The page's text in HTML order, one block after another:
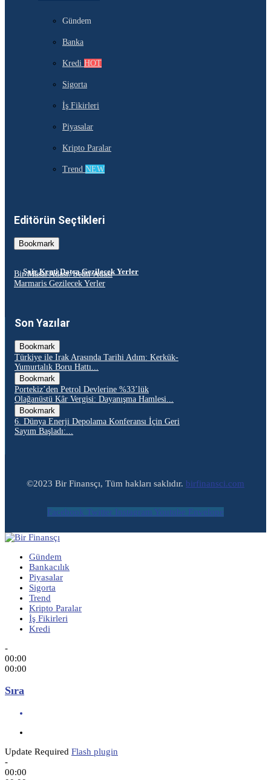
Gündem
Banka
Kredi HOT
Sigorta
İş Fikirleri
Piyasalar
Kripto Paralar
Trend NEW
Editörün Seçtikleri
Bookmark
Şair Kenti Datça Gezilecek Yerler
Bir Masal Adası: Sedir Adası
Marmaris Gezilecek Yerler
Son Yazılar
Bookmark
Türkiye ile Irak Arasında Tarihi Adım: Kerkük-
Yumurtalık Boru Hattı...
Bookmark
Portekiz’den Petrol Devlerine %33’lük
Olağanüstü Kâr Vergisi: Dayanışma Hamlesi...
Bookmark
6. Dünya Enerji Depolama Konferansı İçin Geri
Sayım Başladı:...
©2023 Bir Finansçı, Tüm hakları saklıdır. birfinansci.com
Facebook Twitter Instagram Youtube Envelope
Gündem
Bankacılık
Piyasalar
Sigorta
Trend
Kripto Paralar
İş Fikirleri
Kredi
-
00:00
00:00
Sıra
Update Required Flash plugin
-
00:00